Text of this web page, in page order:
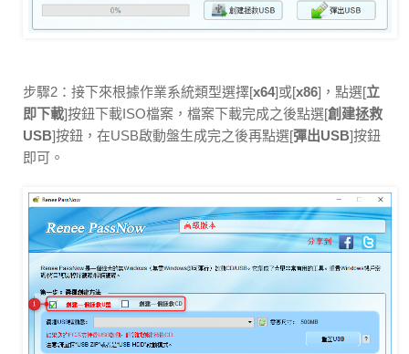
步驟2：接下來根據作業系統類型選擇[x64]或[x86]，點選[立
即下載]按鈕下載ISO檔案，檔案下載完成之後點選[創建拯救
USB]按鈕，在USB啟動盤生成完之後再點選[彈出USB]按鈕
即可。